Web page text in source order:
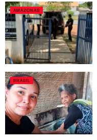
AMAZONAS
BRASIL